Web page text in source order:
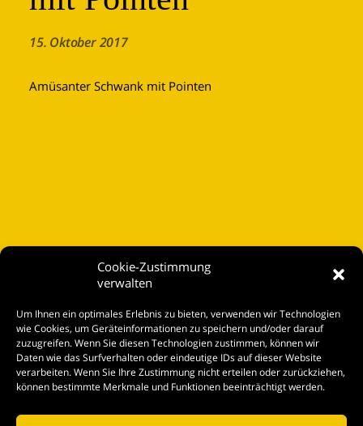
Cookie-Zustimmung
verwalten
Um Ihnen ein optimales Erlebnis zu bieten, verwenden wir Technologien
wie Cookies, um Geräteinformationen zu speichern und/oder darauf
zuzugreifen. Wenn Sie diesen Technologien zustimmen, können wir
Daten wie das Surfverhalten oder eindeutige IDs auf dieser Website
verarbeiten. Wenn Sie Ihre Zustimmung nicht erteilen oder zurückziehen,
können bestimmte Merkmale und Funktionen beeinträchtigt werden.
15. Oktober 2017
Amüsanter Schwank mit Pointen
Spielplan
Kontakt
Tickets